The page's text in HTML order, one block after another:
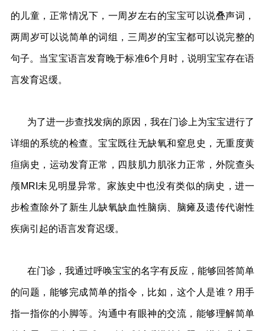
的儿童，正常情况下，一周岁左右的宝宝可以说叠声词，
两周岁可以说简单的词组，三周岁的宝宝都可以说完整的
句子。当宝宝语言发育晚于标准6个月时，说明宝宝存在语
言发育迟缓。
为了进一步查找发病的原因，我在门诊上为宝宝进行了
详细的系统的检查。宝宝既往无缺氧和窒息史，无重度黄
疸病史，运动发育正常，四肢肌力肌张力正常，外院查头
颅MRI未见明显异常。家族史中也没有类似的病史，进一
步检查除外了新生儿缺氧缺血性脑病、脑瘫及遗传代谢性
疾病引起的语言发育迟缓。
在门诊，我通过呼唤宝宝的名字有反应，能够回答简单
的问题，能够完成简单的指令，比如，这个人是谁？用手
指一指你的小脚等。沟通中有眼神的交流，能够理解简单